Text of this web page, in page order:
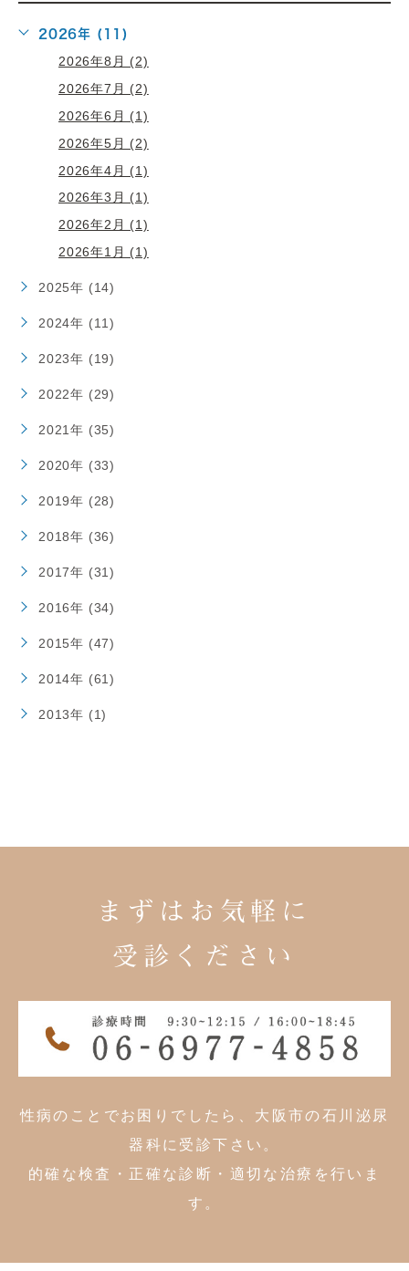
2026年 (11)
2026年8月 (2)
2026年7月 (2)
2026年6月 (1)
2026年5月 (2)
2026年4月 (1)
2026年3月 (1)
2026年2月 (1)
2026年1月 (1)
2025年 (14)
2024年 (11)
2023年 (19)
2022年 (29)
2021年 (35)
2020年 (33)
2019年 (28)
2018年 (36)
2017年 (31)
2016年 (34)
2015年 (47)
2014年 (61)
2013年 (1)
まずはお気軽に
受診ください
性病のことでお困りでしたら、大阪市の石川泌尿
器科に受診下さい。
的確な検査・正確な診断・適切な治療を行いま
す。